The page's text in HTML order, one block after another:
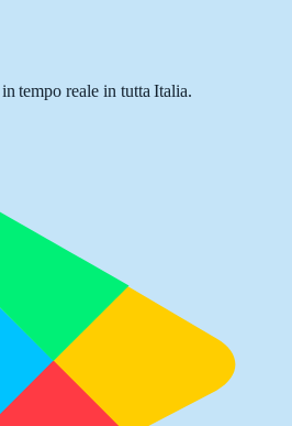
tempo reale in tutta Italia.